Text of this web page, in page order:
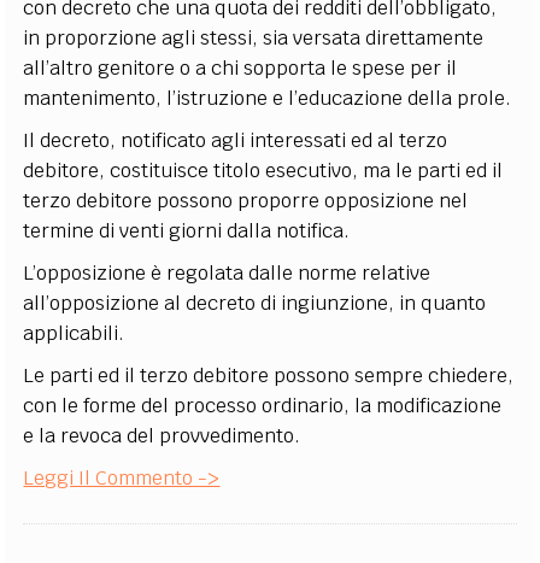
con decreto che una quota dei redditi dell’obbligato,
in proporzione agli stessi, sia versata direttamente
all’altro genitore o a chi sopporta le spese per il
mantenimento, l’istruzione e l’educazione della prole.
Il decreto, notificato agli interessati ed al terzo
debitore, costituisce titolo esecutivo, ma le parti ed il
terzo debitore possono proporre opposizione nel
termine di venti giorni dalla notifica.
L’opposizione è regolata dalle norme relative
all’opposizione al decreto di ingiunzione, in quanto
applicabili.
Le parti ed il terzo debitore possono sempre chiedere,
con le forme del processo ordinario, la modificazione
e la revoca del provvedimento.
Leggi Il Commento ->